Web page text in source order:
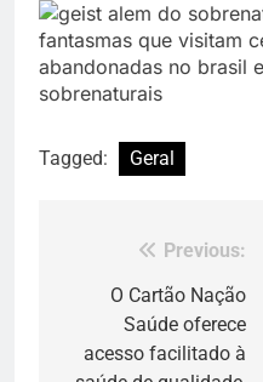
Tagged: Geral
Navegação
Post
Previous:
O Cartão Nação
Saúde oferece
acesso facilitado à